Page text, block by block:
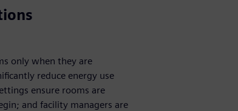
only when they are
reduce energy use
ensure rooms are
and facility managers are